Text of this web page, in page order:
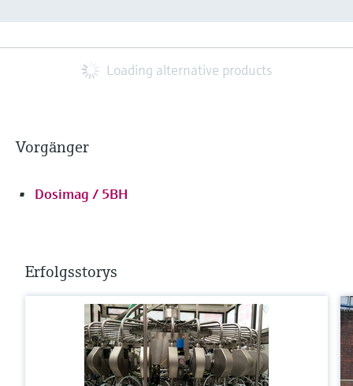
Loading alternative products
Vorgänger
Dosimag / 5BH
Erfolgsstorys